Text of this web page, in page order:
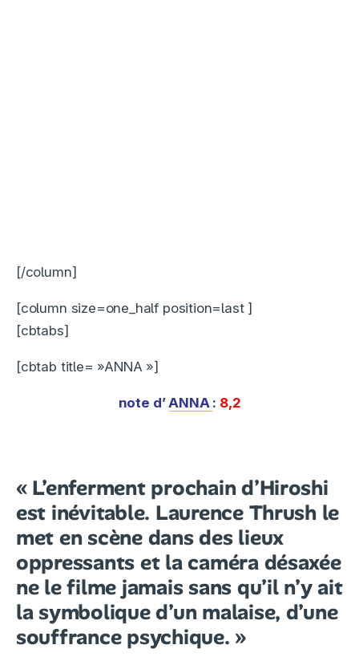
[/column]
[column size=one_half position=last ]
[cbtabs]
[cbtab title= »ANNA »]
note d’ANNA : 8,2
« L’enferment prochain d’Hiroshi
est inévitable. Laurence Thrush le
met en scène dans des lieux
oppressants et la caméra désaxée
ne le filme jamais sans qu’il n’y ait
la symbolique d’un malaise, d’une
souffrance psychique. »